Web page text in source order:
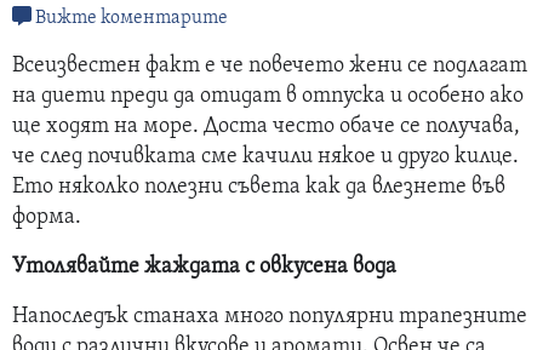
Вижте коментарите
Всеизвестен факт е че повечето жени се подлагат
на диети преди да отидат в отпуска и особено ако
ще ходят на море. Доста често обаче се получава,
че след почивката сме качили някое и друго килце.
Ето няколко полезни съвета как да влезнете във
форма.
Утолявайте жаждата с овкусена вода
Напоследък станаха много популярни трапезните